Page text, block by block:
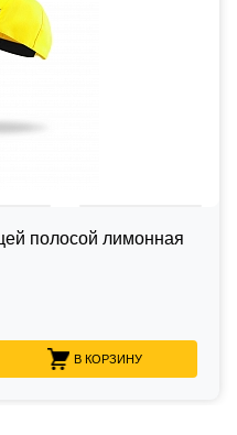
полосой лимонная
В КОРЗИНУ